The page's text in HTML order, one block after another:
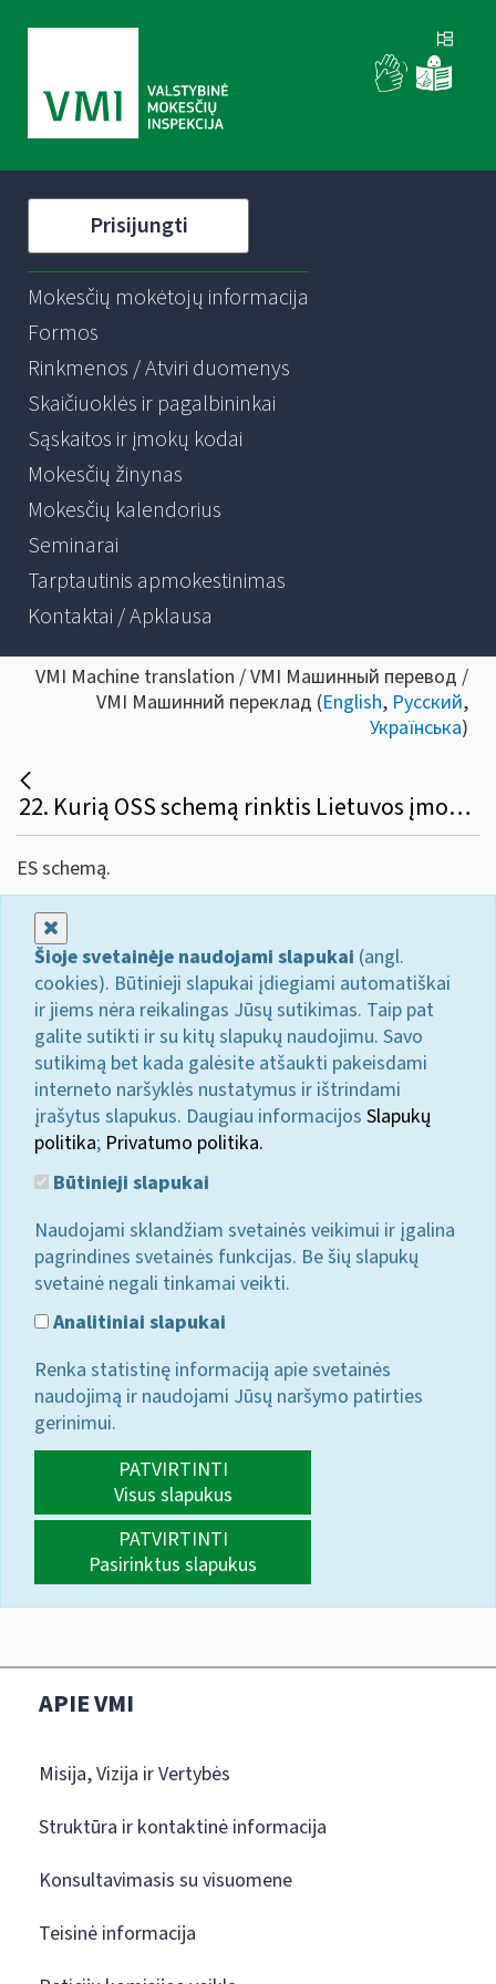
Prisijungti
Mokesčių mokėtojų informacija
Formos
Rinkmenos / Atviri duomenys
Skaičiuoklės ir pagalbininkai
Sąskaitos ir įmokų kodai
Mokesčių žinynas
Mokesčių kalendorius
Seminarai
Tarptautinis apmokestinimas
Kontaktai / Apklausa
VMI Machine translation / VMI Машинный перевод /
VMI Машинний переклад (English, Русский,
Українська)
22. Kurią OSS schemą rinktis Lietuvos įmonei, kuri verčiasi ES vidaus nuotoline prekyba prekėmis?
ES schemą.
Šioje svetainėje naudojami slapukai (angl.
cookies). Būtinieji slapukai įdiegiami automatiškai
ir jiems nėra reikalingas Jūsų sutikimas. Taip pat
galite sutikti ir su kitų slapukų naudojimu. Savo
sutikimą bet kada galėsite atšaukti pakeisdami
interneto naršyklės nustatymus ir ištrindami
įrašytus slapukus. Daugiau informacijos Slapukų
politika; Privatumo politika.
Būtinieji slapukai
Naudojami sklandžiam svetainės veikimui ir įgalina
pagrindines svetainės funkcijas. Be šių slapukų
svetainė negali tinkamai veikti.
Analitiniai slapukai
Renka statistinę informaciją apie svetainės
naudojimą ir naudojami Jūsų naršymo patirties
gerinimui.
PATVIRTINTI
Visus slapukus
PATVIRTINTI
Pasirinktus slapukus
APIE VMI
Misija, Vizija ir Vertybės
Struktūra ir kontaktinė informacija
Konsultavimasis su visuomene
Teisinė informacija